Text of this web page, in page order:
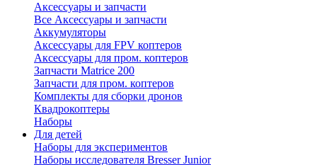
Аксессуары и запчасти
Все Аксессуары и запчасти
Аккумуляторы
Аксессуары для FPV коптеров
Аксессуары для пром. коптеров
Запчасти Matrice 200
Запчасти для пром. коптеров
Комплекты для сборки дронов
Квадрокоптеры
Наборы
Для детей
Наборы для экспериментов
Наборы исследователя Bresser Junior